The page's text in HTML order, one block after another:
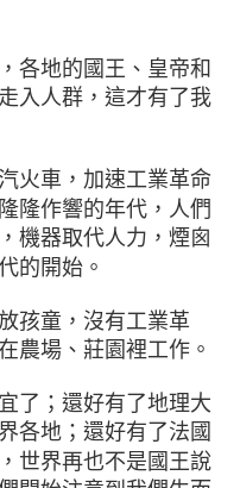
各地的國王、皇帝和
入人群，這才有了我
火車，加速工業革命
隆作響的年代，人們
機器取代人力，煙囪
的開始。
孩童，沒有工業革
農場、莊園裡工作。
了；還好有了地理大
各地；還好有了法國
世界再也不是國王說